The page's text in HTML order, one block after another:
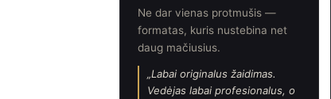
Ne dar vienas protmušis —
formatas, kuris nustebina net
daug mačiusius.
Labai originalus žaidimas.
Vedėjas labai profesionalus, o